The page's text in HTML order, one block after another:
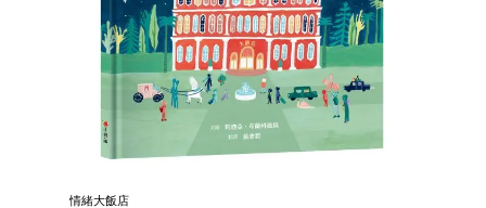
情緒大飯店